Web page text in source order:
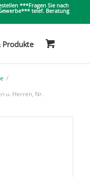
***Fragen Sie nach
telef. Beratung
/
u. Herren, Nr.